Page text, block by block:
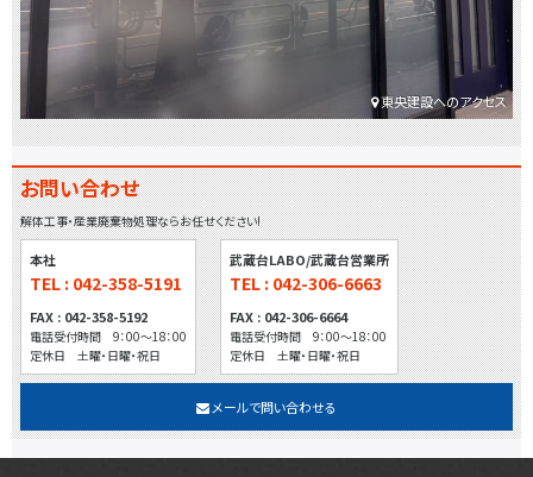
東央建設へのアクセス
お問い合わせ
解体工事・産業廃棄物処理ならお任せください!
本社
TEL : 042-358-5191
FAX : 042-358-5192
電話受付時間 9：00～18：00
定休日 土曜・日曜・祝日
武蔵台LABO/武蔵台営業所
TEL : 042-306-6663
FAX : 042-306-6664
電話受付時間 9：00～18：00
定休日 土曜・日曜・祝日
メールで問い合わせる